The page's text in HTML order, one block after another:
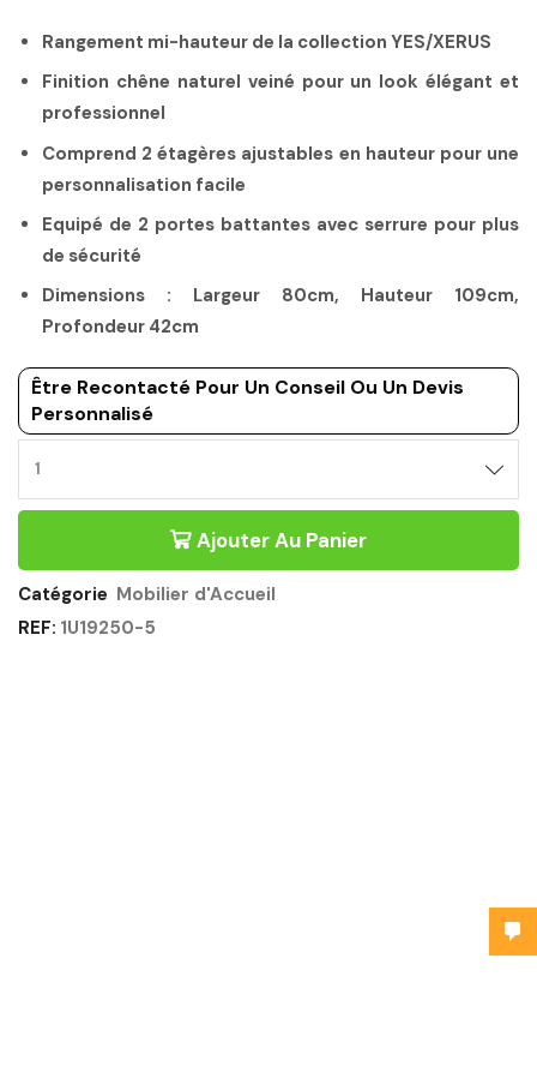
Rangement mi-hauteur de la collection YES/XERUS
Finition chêne naturel veiné pour un look élégant et
professionnel
Comprend 2 étagères ajustables en hauteur pour une
personnalisation facile
Equipé de 2 portes battantes avec serrure pour plus
de sécurité
Dimensions : Largeur 80cm, Hauteur 109cm,
Profondeur 42cm
Être Recontacté Pour Un Conseil Ou Un Devis
Personnalisé
Ajouter Au Panier
Catégorie Mobilier d'Accueil
REF: 1U19250-5